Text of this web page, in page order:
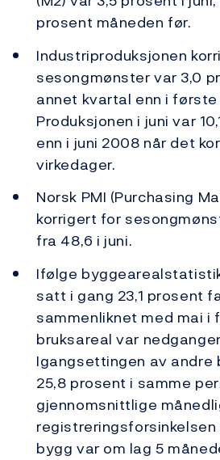
prosent måneden før.
Industriproduksjonen
sesongmønster var 3,0
annet kvartal enn i
Produksjonen i juni var
enn i juni 2008 når det
virkedager.
Norsk PMI (Purchasing
korrigert for
fra 48,6 i juni.
Ifølge
satt i gang 23,1 prosent
sammenliknet med mai i
bruksareal var
Igangsettingen av andre
25,8 prosent i samme
gjennomsnittlige
bygg var om lag 5